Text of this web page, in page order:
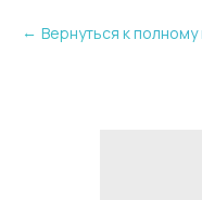
Вернуться к